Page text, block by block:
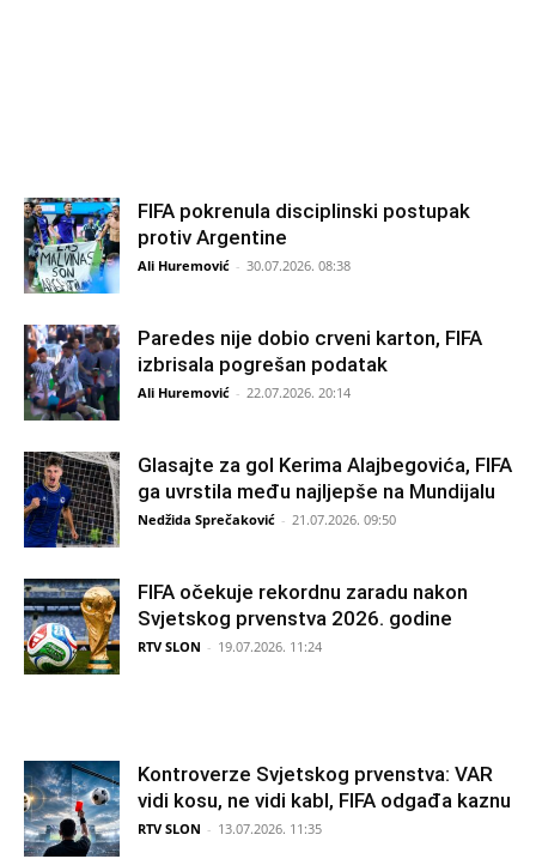
FIFA pokrenula disciplinski postupak
protiv Argentine
Ali Huremović - 30.07.2026. 08:38
Paredes nije dobio crveni karton, FIFA
izbrisala pogrešan podatak
Ali Huremović - 22.07.2026. 20:14
Glasajte za gol Kerima Alajbegovića, FIFA
ga uvrstila među najljepše na Mundijalu
Nedžida Sprečaković - 21.07.2026. 09:50
FIFA očekuje rekordnu zaradu nakon
Svjetskog prvenstva 2026. godine
RTV SLON - 19.07.2026. 11:24
Kontroverze Svjetskog prvenstva: VAR
vidi kosu, ne vidi kabl, FIFA odgađa kaznu
RTV SLON - 13.07.2026. 11:35